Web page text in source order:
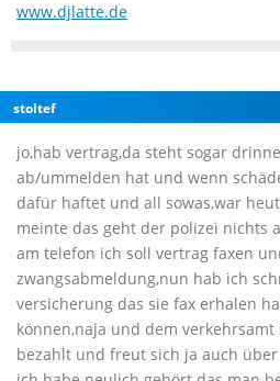
www.djlatte.de
stoltef
jo,hab vertrag,da steht sogar
ab/ummelden hat und wenn
dafür haftet und all sowas,war
meinte das geht der polizei nichts
am telefon ich soll vertrag faxen
zwangsabmeldung,nun hab ich
versicherung das sie fax erhalen
können,naja und dem
bezahlt und freut sich ja auch über